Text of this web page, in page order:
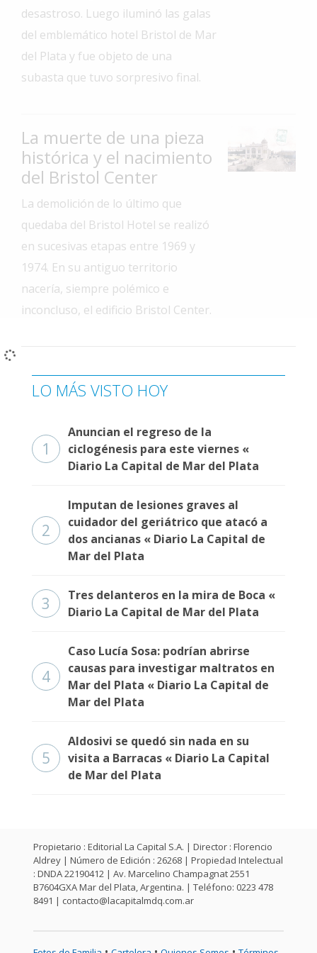
Interés
General
La
Ciudad
Arte
y
Espectáculos
Policiales
Fotos
Familia
Clasificados
desastroso. Luego iluminó las galas
del emblemático hotel Bristol de Mar
del Plata y fue objeto de una
subasta que tuvo sorpresivo final.
La muerte de una pieza
histórica y el nacimiento
del Bristol Center
La demolición de lo último que
quedaba del Bristol Hotel se realizó
en sucesivas etapas entre 1969 y
1974. En su antiguo territorio
nacería, siempre polémico e
inconcluso, el edificio Bristol Center.
LO MÁS VISTO HOY
1
Anuncian el regreso de la
ciclogénesis para este viernes «
Diario La Capital de Mar del Plata
2
Imputan de lesiones graves al
cuidador del geriátrico que atacó a
dos ancianas « Diario La Capital de
Mar del Plata
3
Tres delanteros en la mira de Boca «
Diario La Capital de Mar del Plata
4
Caso Lucía Sosa: podrían abrirse
causas para investigar maltratos en
Mar del Plata « Diario La Capital de
Mar del Plata
5
Aldosivi se quedó sin nada en su
visita a Barracas « Diario La Capital
de Mar del Plata
Propietario : Editorial La Capital S.A. | Director : Florencio
Aldrey | Número de Edición : 26268 | Propiedad Intelectual
: DNDA 22190412 | Av. Marcelino Champagnat 2551
B7604GXA Mar del Plata, Argentina. | Teléfono: 0223 478
8491 | contacto@lacapitalmdq.com.ar